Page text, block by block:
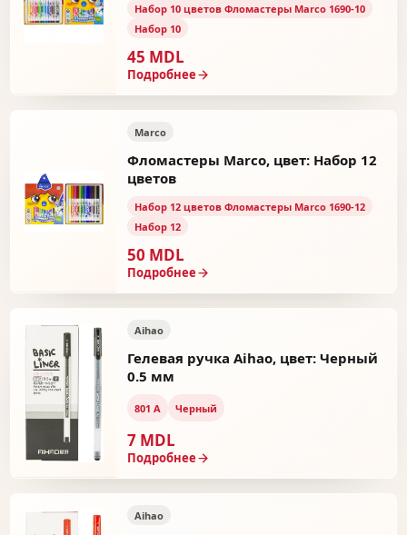
Набор 10 цветов Фломастеры Marco 1690-10
Набор 10
45 MDL
Подробнее
Marco
Фломастеры Marco, цвет: Набор 12
цветов
Набор 12 цветов Фломастеры Marco 1690-12
Набор 12
50 MDL
Подробнее
Aihao
Гелевая ручка Aihao, цвет: Черный
0.5 мм
801 А Черный
7 MDL
Подробнее
Aihao